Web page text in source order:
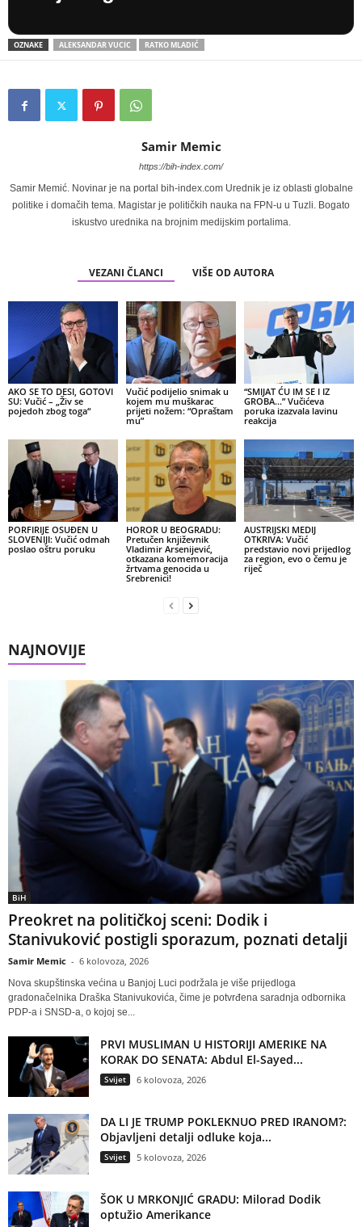
OZNAKE ALEKSANDAR VUCIC RATKO MLADIĆ
Samir Memic
https://bih-index.com/
Samir Memić. Novinar je na portal bih-index.com Urednik je iz oblasti globalne
politike i domačih tema. Magistar je političkih nauka na FPN-u u Tuzli. Bogato
iskustvo urednika na brojnim medijskim portalima.
VEZANI ČLANCI VIŠE OD AUTORA
AKO SE TO DESI, GOTOVI
SU: Vučić – „Živ se
pojedoh zbog toga“
Vučić podijelio snimak u
kojem mu muškarac
prijeti nožem: “Opraštam
mu”
“SMIJAT ĆU IM SE I IZ
GROBA…” Vučićeva
poruka izazvala lavinu
reakcija
PORFIRIJE OSUĐEN U
SLOVENIJI: Vučić odmah
poslao oštru poruku
HOROR U BEOGRADU:
Pretučen književnik
Vladimir Arsenijević,
otkazana komemoracija
žrtvama genocida u
Srebrenici!
AUSTRIJSKI MEDIJ
OTKRIVA: Vučić
predstavio novi prijedlog
za region, evo o čemu je
riječ
NAJNOVIJE
BiH
Preokret na političkoj sceni: Dodik i
Stanivuković postigli sporazum, poznati detalji
Samir Memic - 6 kolovoza, 2026
Nova skupštinska većina u Banjoj Luci podržala je više prijedloga
gradonačelnika Draška Stanivukovića, čime je potvrđena saradnja odbornika
PDP-a i SNSD-a, o kojoj se...
PRVI MUSLIMAN U HISTORIJI AMERIKE NA
KORAK DO SENATA: Abdul El-Sayed...
Svijet 6 kolovoza, 2026
DA LI JE TRUMP POKLEKNUO PRED IRANOM?:
Objavljeni detalji odluke koja...
Svijet 5 kolovoza, 2026
ŠOK U MRKONJIĆ GRADU: Milorad Dodik
optužio Amerikance